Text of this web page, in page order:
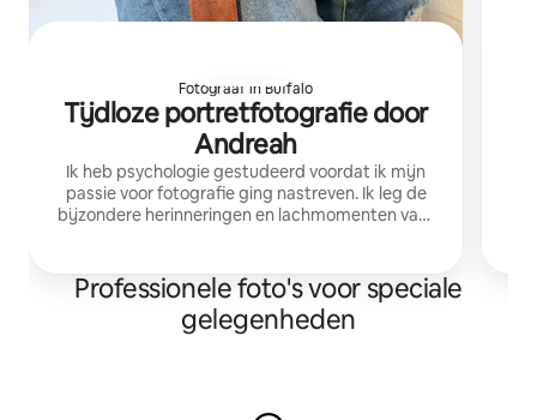
Fotograaf in Buffalo
Tijdloze portretfotografie door
Andreah
Ik heb psychologie gestudeerd voordat ik mijn
passie voor fotografie ging nastreven. Ik leg de
bijzondere herinneringen en lachmomenten vast
Professionele foto's voor speciale
gelegenheden